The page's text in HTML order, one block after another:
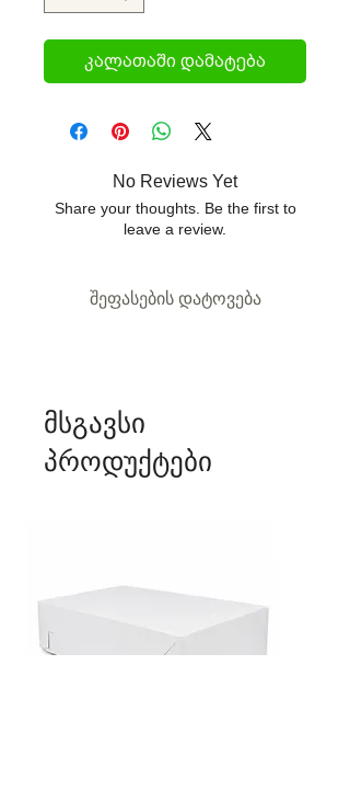
კალათაში დამატება
No Reviews Yet
Share your thoughts. Be the first to
leave a review.
შეფასების დატოვება
მსგავსი
პროდუქტები